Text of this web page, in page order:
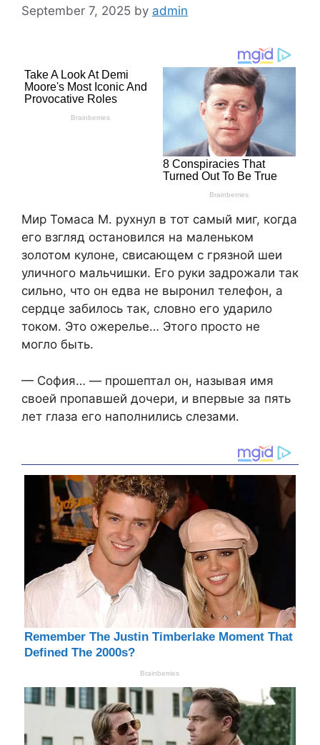
September 7, 2025 by admin
Мир Томаса М. рухнул в тот самый миг, когда
его взгляд остановился на маленьком
золотом кулоне, свисающем с грязной шеи
уличного мальчишки. Его руки задрожали так
сильно, что он едва не выронил телефон, а
сердце забилось так, словно его ударило
током. Это ожерелье… Этого просто не
могло быть.
— София… — прошептал он, называя имя
своей пропавшей дочери, и впервые за пять
лет глаза его наполнились слезами.